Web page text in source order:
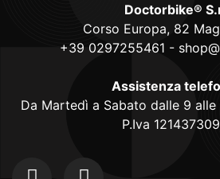
Doctorbike®
Corso Europa, 82
+39 0297255461 -
Assistenza
Da Martedì a Sabato dalle 9 alle
P.Iva